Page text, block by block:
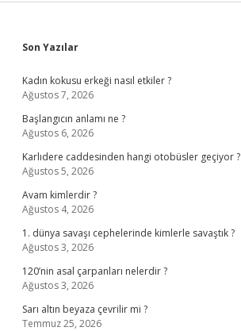
Sidebar
Son Yazılar
Kadın kokusu erkeği nasıl etkiler ?
Ağustos 7, 2026
Başlangıcın anlamı ne ?
Ağustos 6, 2026
Karlıdere caddesinden hangi otobüsler geçiyor ?
Ağustos 5, 2026
Avam kimlerdir ?
Ağustos 4, 2026
1. dünya savaşı cephelerinde kimlerle savaştık ?
Ağustos 3, 2026
120’nin asal çarpanları nelerdir ?
Ağustos 3, 2026
Sarı altın beyaza çevrilir mi ?
Temmuz 25, 2026